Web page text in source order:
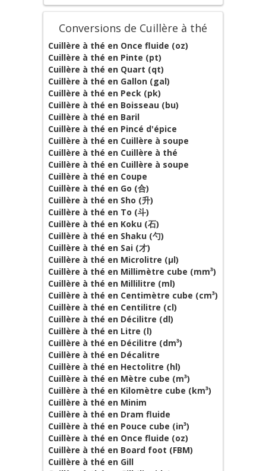
Conversions de Cuillère à thé
Cuillère à thé en Once fluide (oz)
Cuillère à thé en Pinte (pt)
Cuillère à thé en Quart (qt)
Cuillère à thé en Gallon (gal)
Cuillère à thé en Peck (pk)
Cuillère à thé en Boisseau (bu)
Cuillère à thé en Baril
Cuillère à thé en Pincé d'épice
Cuillère à thé en Cuillère à soupe
Cuillère à thé en Cuillère à thé
Cuillère à thé en Cuillère à soupe
Cuillère à thé en Coupe
Cuillère à thé en Go (合)
Cuillère à thé en Sho (升)
Cuillère à thé en To (斗)
Cuillère à thé en Koku (石)
Cuillère à thé en Shaku (勺)
Cuillère à thé en Sai (才)
Cuillère à thé en Microlitre (µl)
Cuillère à thé en Millimètre cube (mm³)
Cuillère à thé en Millilitre (ml)
Cuillère à thé en Centimètre cube (cm³)
Cuillère à thé en Centilitre (cl)
Cuillère à thé en Décilitre (dl)
Cuillère à thé en Litre (l)
Cuillère à thé en Décilitre (dm³)
Cuillère à thé en Décalitre
Cuillère à thé en Hectolitre (hl)
Cuillère à thé en Mètre cube (m³)
Cuillère à thé en Kilomètre cube (km³)
Cuillère à thé en Minim
Cuillère à thé en Dram fluide
Cuillère à thé en Pouce cube (in³)
Cuillère à thé en Once fluide (oz)
Cuillère à thé en Board foot (FBM)
Cuillère à thé en Gill